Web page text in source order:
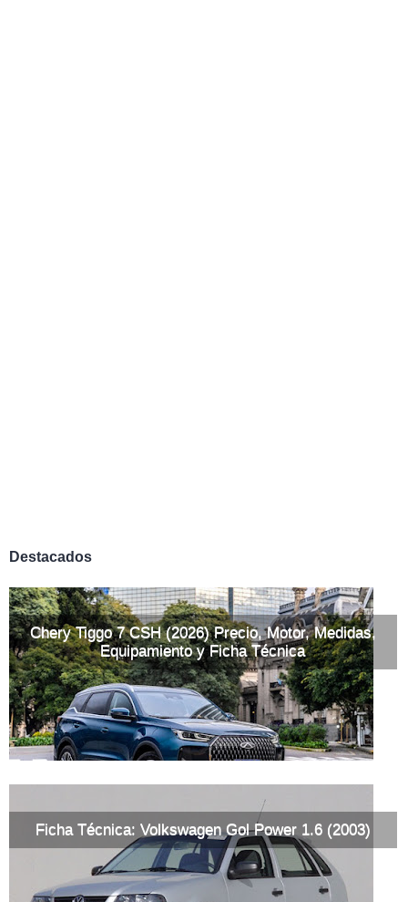
Destacados
Chery Tiggo 7 CSH (2026) Precio, Motor, Medidas,
Equipamiento y Ficha Técnica
Ficha Técnica: Volkswagen Gol Power 1.6 (2003)